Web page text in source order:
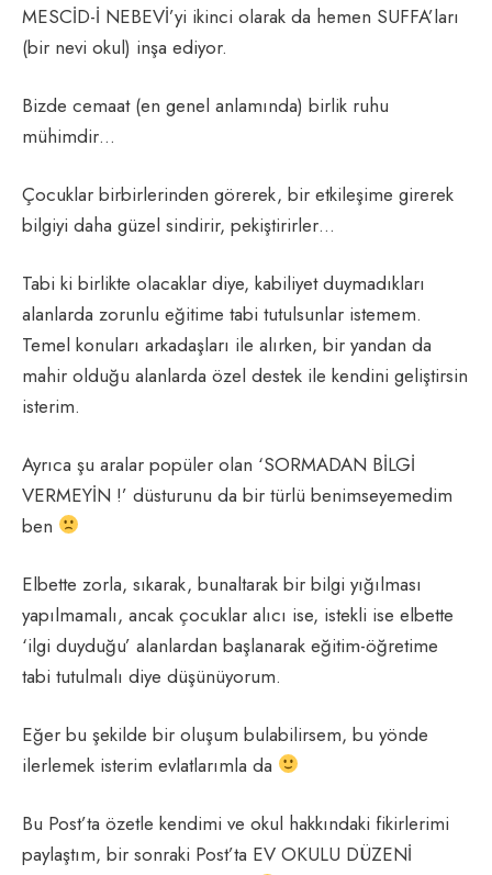
MESCİD-İ NEBEVİ’yi ikinci olarak da hemen SUFFA’ları
(bir nevi okul) inşa ediyor.
Bizde cemaat (en genel anlamında) birlik ruhu
mühimdir…
Çocuklar birbirlerinden görerek, bir etkileşime girerek
bilgiyi daha güzel sindirir, pekiştirirler…
Tabi ki birlikte olacaklar diye, kabiliyet duymadıkları
alanlarda zorunlu eğitime tabi tutulsunlar istemem.
Temel konuları arkadaşları ile alırken, bir yandan da
mahir olduğu alanlarda özel destek ile kendini geliştirsin
isterim.
Ayrıca şu aralar popüler olan ‘SORMADAN BİLGİ
VERMEYİN !’ düsturunu da bir türlü benimseyemedim
ben
Elbette zorla, sıkarak, bunaltarak bir bilgi yığılması
yapılmamalı, ancak çocuklar alıcı ise, istekli ise elbette
‘ilgi duyduğu’ alanlardan başlanarak eğitim-öğretime
tabi tutulmalı diye düşünüyorum.
Eğer bu şekilde bir oluşum bulabilirsem, bu yönde
ilerlemek isterim evlatlarımla da
Bu Post’ta özetle kendimi ve okul hakkındaki fikirlerimi
paylaştım, bir sonraki Post’ta EV OKULU DÜZENİ